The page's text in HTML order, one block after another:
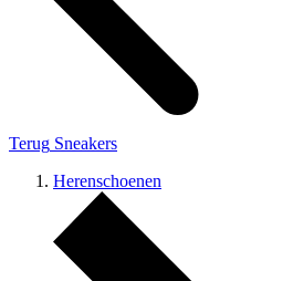
Terug Sneakers
Herenschoenen